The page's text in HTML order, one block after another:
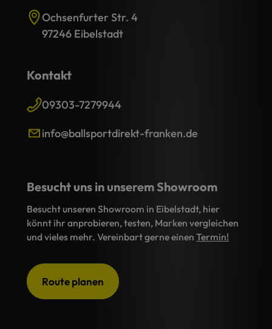
Ochsenfurter Str. 4
97246 Eibelstadt
Kontakt
09303-7279944
info@ballsportdirekt-franken.de
Besucht uns in unserem Showroom
Besucht unseren Showroom in Eibelstadt, hier
könnt ihr anprobieren, testen, Marken vergleichen
und vieles mehr. Vereinbart gerne einen Termin!
Route planen